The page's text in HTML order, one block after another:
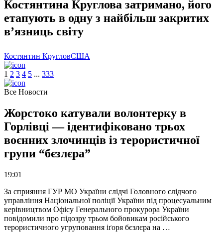
Костянтина Круглова затримано, його
етапують в одну з найбільш закритих
в’язниць світу
Костянтин КругловСША
1 2 3 4 5 ... 333
Все Новости
Жорстоко катували волонтерку в
Горлівці — ідентифіковано трьох
воєнних злочинців із терористичної
групи “бєзлєра”
19:01
За сприяння ГУР МО України слідчі Головного слідчого
управління Національної поліції України під процесуальним
керівництвом Офісу Генерального прокурора України
повідомили про підозру трьом бойовикам російського
терористичного угруповання іґоря бєзлєра на …